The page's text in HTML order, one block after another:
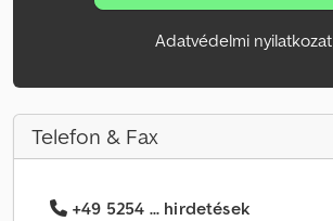
Adatvédelmi nyilatkozat
Telefon & Fax
+49 5254 ... hirdetések